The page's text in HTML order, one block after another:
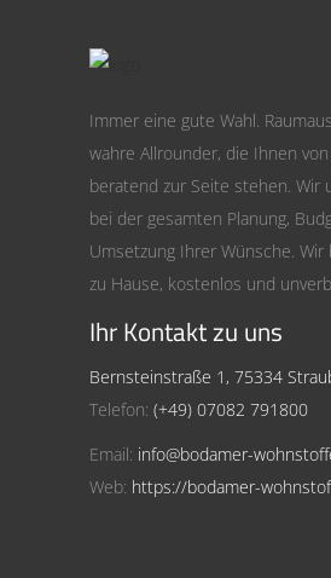
Immer eine gute Wahl.
wahre Allrounder, die Ihnen von
beratend zur Seite stehen. Wir
bei der gesamten Planung,
Umsetzung Ihrer Wünsche. Wir
zu Hause, kostenlos und
Ihr Kontakt zu uns
Bernsteinstraße 1, 75334
Telefon: (+49) 07082 791800
Email: info@bodamer-
Web: https://bodamer-